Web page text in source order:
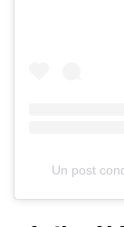
Un post